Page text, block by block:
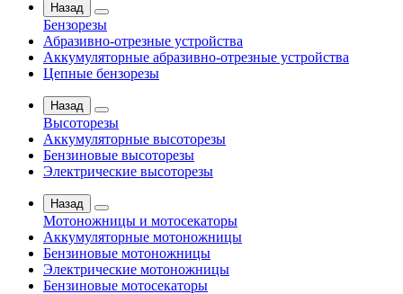
Назад
Бензорезы
Абразивно-отрезные устройства
Аккумуляторные абразивно-отрезные устройства
Цепные бензорезы
Назад
Высоторезы
Аккумуляторные высоторезы
Бензиновые высоторезы
Электрические высоторезы
Назад
Мотоножницы и мотосекаторы
Аккумуляторные мотоножницы
Бензиновые мотоножницы
Электрические мотоножницы
Бензиновые мотосекаторы